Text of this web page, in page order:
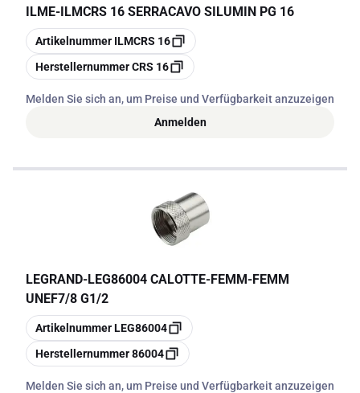
ILME-ILMCRS 16 SERRACAVO SILUMIN PG 16
Kopieren
Artikelnummer ILMCRS 16
Kopieren
HerstellernummerCRS 16
Melden Sie sich an, um Preise und Verfügbarkeit anzuzeigen
Anmelden
LEGRAND-LEG86004 CALOTTE-FEMM-FEMM
UNEF7/8 G1/2
Kopieren
ArtikelnummerLEG86004
Kopieren
Herstellernummer86004
Melden Sie sich an, um Preise und Verfügbarkeit anzuzeigen